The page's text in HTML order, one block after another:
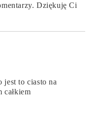
Dziękuję Ci
jest to ciasto na
całkiem